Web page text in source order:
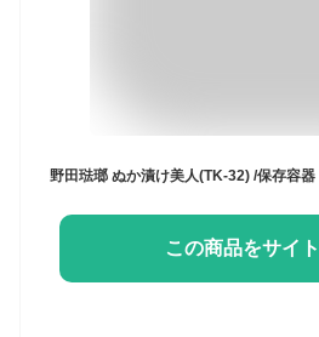
この商品をサイ